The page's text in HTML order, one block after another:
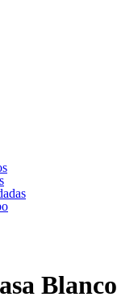
Blanco